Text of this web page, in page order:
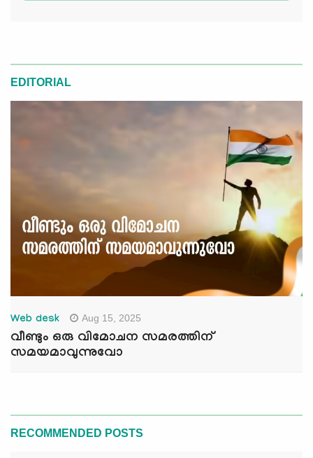
EDITORIAL
Web desk Aug 15, 2025
വീണ്ടും ഒരു വിമോചന സമരത്തിന്
സമയമാവുന്നുവോ
RECOMMENDED POSTS